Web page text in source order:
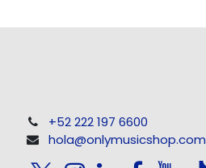
+52 222 197 6600
hola@onlymusicshop.com